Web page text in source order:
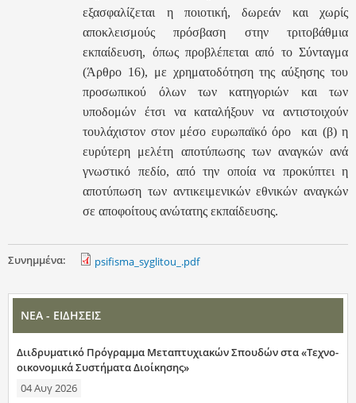
εξασφαλίζεται η ποιοτική, δωρεάν και χωρίς
αποκλεισμούς πρόσβαση στην τριτοβάθμια
εκπαίδευση, όπως προβλέπεται από το Σύνταγμα
(Άρθρο 16), με χρηματοδότηση της αύξησης του
προσωπικού όλων των κατηγοριών και των
υποδομών έτσι να καταλήξουν να αντιστοιχούν
τουλάχιστον στον μέσο ευρωπαϊκό όρο και (β) η
ευρύτερη μελέτη αποτύπωσης των αναγκών ανά
γνωστικό πεδίο, από την οποία να προκύπτει η
αποτύπωση των αντικειμενικών εθνικών αναγκών
σε αποφοίτους ανώτατης εκπαίδευσης.
Συνημμένα: psifisma_syglitou_.pdf
ΝΕΑ - ΕΙΔΗΣΕΙΣ
Διιδρυματικό Πρόγραμμα Μεταπτυχιακών Σπουδών στα «Τεχνο-
οικονομικά Συστήματα Διοίκησης»
04 Αυγ 2026